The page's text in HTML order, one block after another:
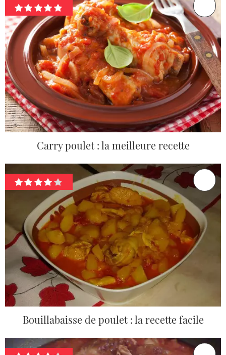
Carry poulet : la meilleure recette
Bouillabaisse de poulet : la recette facile